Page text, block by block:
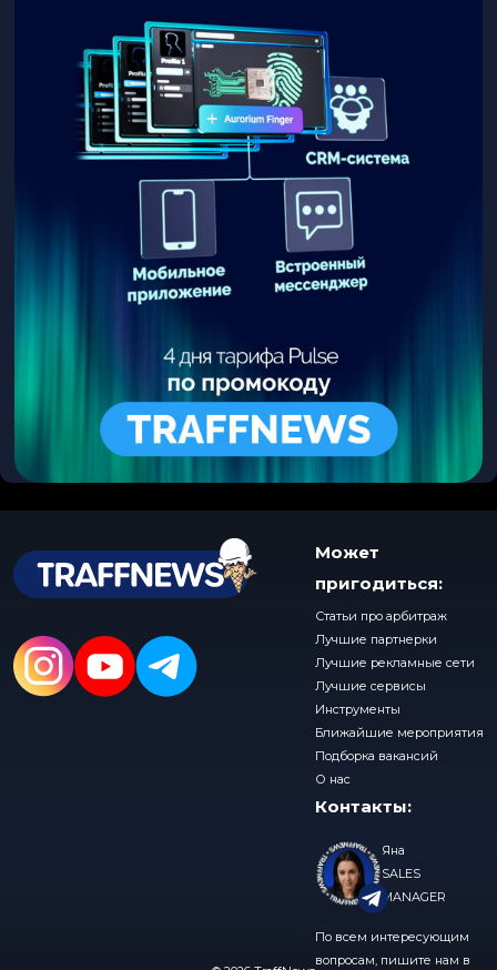
Может
пригодиться:
Статьи про арбитраж
Лучшие партнерки
Лучшие рекламные сети
Лучшие сервисы
Инструменты
Ближайшие мероприятия
Подборка вакансий
О нас
Контакты:
Яна
SALES
MANAGER
По всем интересующим
вопросам, пишите нам в